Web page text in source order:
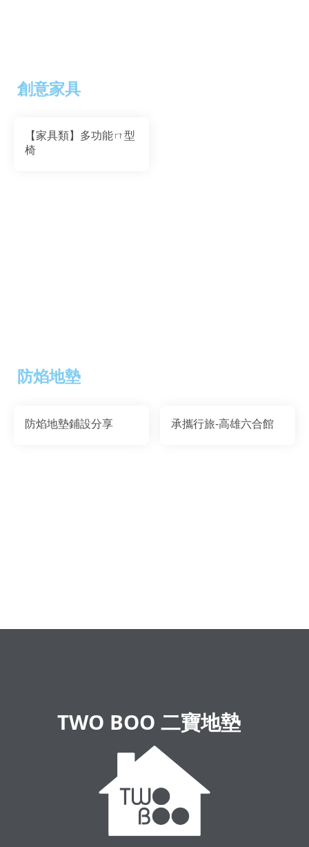
創意家具
【家具類】多功能ㄇ型
椅
防焰地墊
防焰地墊鋪設分享 承攜行旅-高雄六合館
TWO BOO 二寶地墊